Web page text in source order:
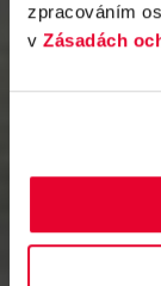
zpracováním
v Zásadách